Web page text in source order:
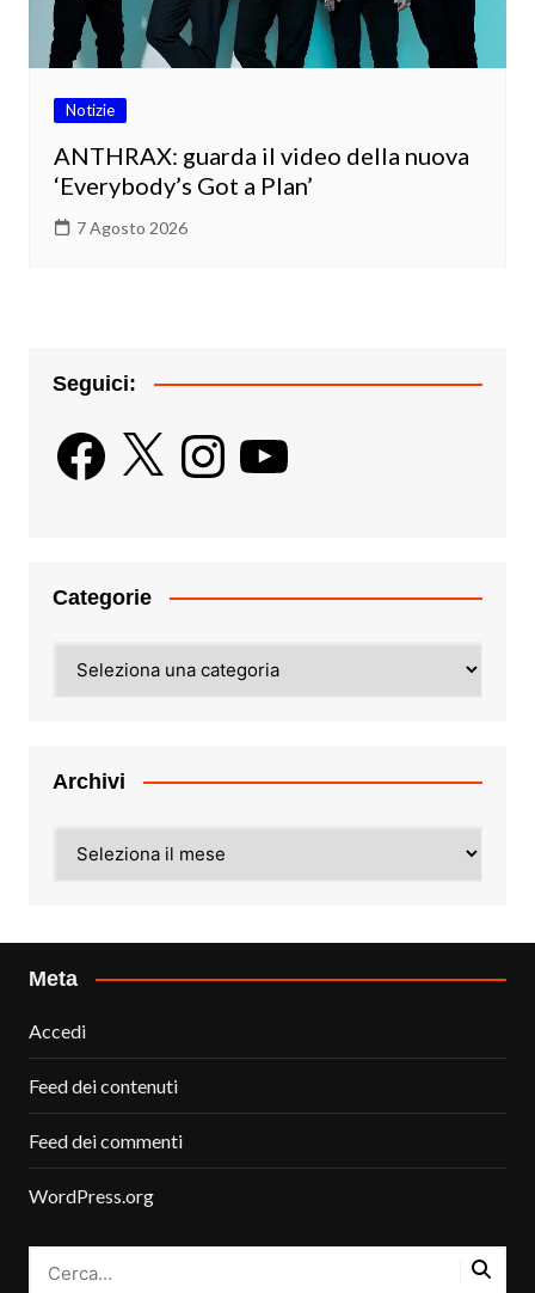
Notizie
ANTHRAX: guarda il video della nuova
‘Everybody’s Got a Plan’
7 Agosto 2026
Seguici:
Facebook
X InstagramYouTube
Categorie
Archivi
Meta
Accedi
Feed dei contenuti
Feed dei commenti
WordPress.org